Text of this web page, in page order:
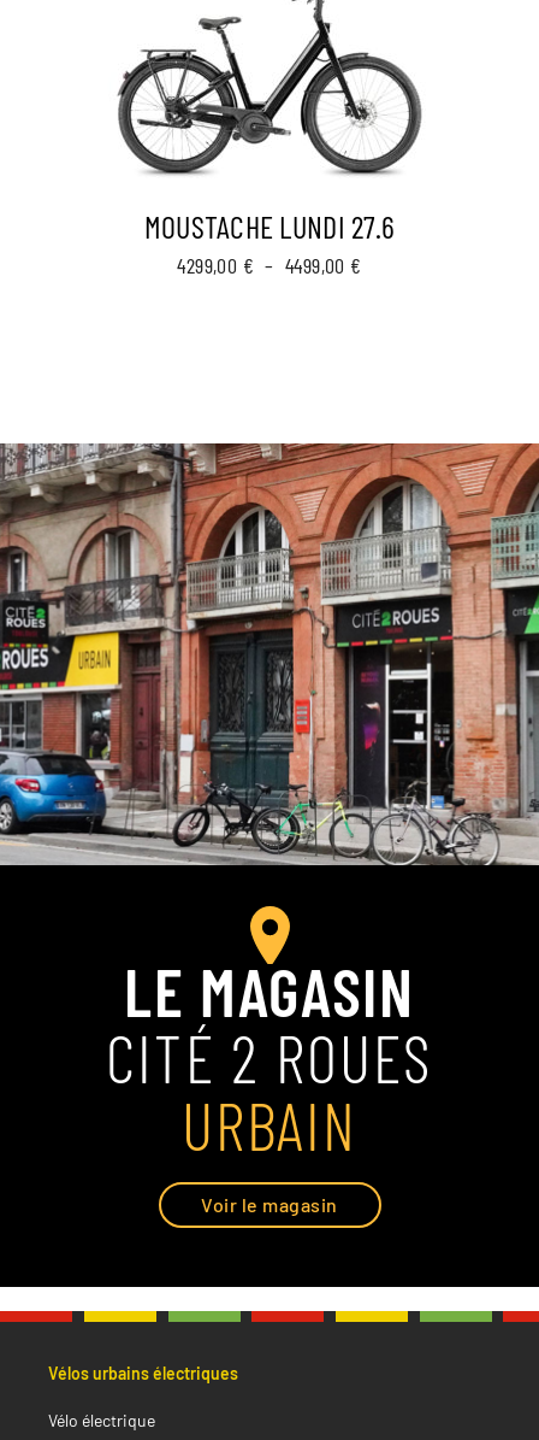
MOUSTACHE LUNDI 27.6
4299,00 € – 4499,00 €
LE MAGASIN
CITÉ 2 ROUES
URBAIN
Voir le magasin
Vélos urbains électriques
Vélo électrique